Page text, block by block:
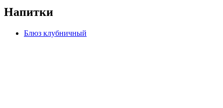
Напитки
Блюз клубничный